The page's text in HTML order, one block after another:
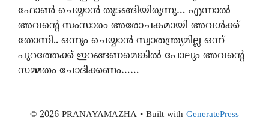
ഫോൺ ചെയ്യാൻ തുടങ്ങിയിരുന്നു… എന്നാൽ
അവന്റെ സംസാരം അരോചകമായി അവൾക്ക്
തോന്നി.. ഒന്നും ചെയ്യാൻ സ്വാതന്ത്ര്യമില്ല ഒന്ന്
പുറത്തേക്ക് ഇറങ്ങണമെങ്കിൽ പോലും അവന്റെ
സമ്മതം ചോദിക്കണം……
© 2026 PRANAYAMAZHA • Built with GeneratePress